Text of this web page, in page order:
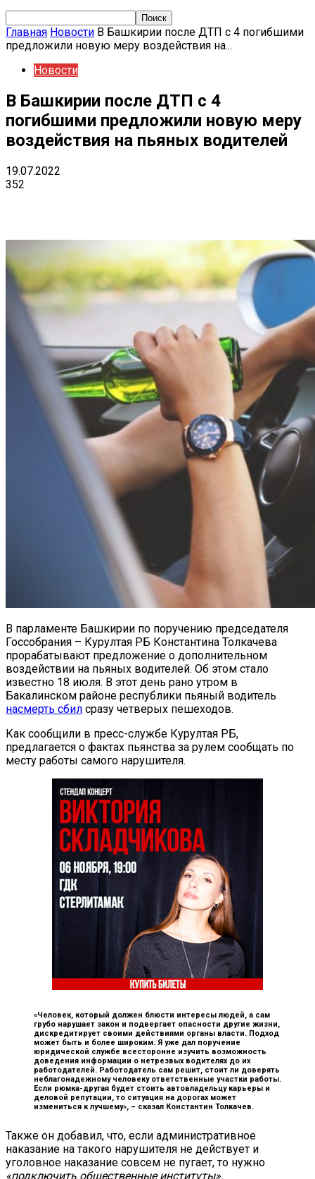
Главная Новости В Башкирии после ДТП с 4 погибшими
предложили новую меру воздействия на...
Новости
В Башкирии после ДТП с 4
погибшими предложили новую меру
воздействия на пьяных водителей
19.07.2022
352
В парламенте Башкирии по поручению председателя
Госсобрания – Курултая РБ Константина Толкачева
прорабатывают предложение о дополнительном
воздействии на пьяных водителей. Об этом стало
известно 18 июля. В этот день рано утром в
Бакалинском районе республики пьяный водитель
насмерть сбил сразу четверых пешеходов.
Как сообщили в пресс-службе Курултая РБ,
предлагается о фактах пьянства за рулем сообщать по
месту работы самого нарушителя.
«Человек, который должен блюсти интересы людей, а сам
грубо нарушает закон и подвергает опасности другие жизни,
дискредитирует своими действиями органы власти. Подход
может быть и более широким. Я уже дал поручение
юридической службе всесторонне изучить возможность
доведения информации о нетрезвых водителях до их
работодателей. Работодатель сам решит, стоит ли доверять
неблагонадежному человеку ответственные участки работы.
Если рюмка-другая будет стоить автовладельцу карьеры и
деловой репутации, то ситуация на дорогах может
измениться к лучшему», – сказал Константин Толкачев.
Также он добавил, что, если административное
наказание на такого нарушителя не действует и
уголовное наказание совсем не пугает, то нужно
«подключить общественные институты».